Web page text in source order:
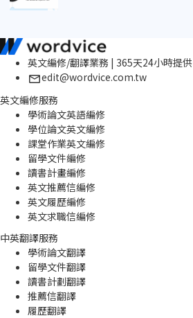
英文編修/翻譯業務 | 365天24小時提供
edit@wordvice.com.tw
英文編修服務
學術論文英語編修
學位論文英文編修
課堂作業英文編修
留學文件編修
讀書計畫編修
英文推薦信編修
英文履歷編修
英文求職信編修
中英翻譯服務
學術論文翻譯
留學文件翻譯
讀書計劃翻譯
推薦信翻譯
履歷翻譯